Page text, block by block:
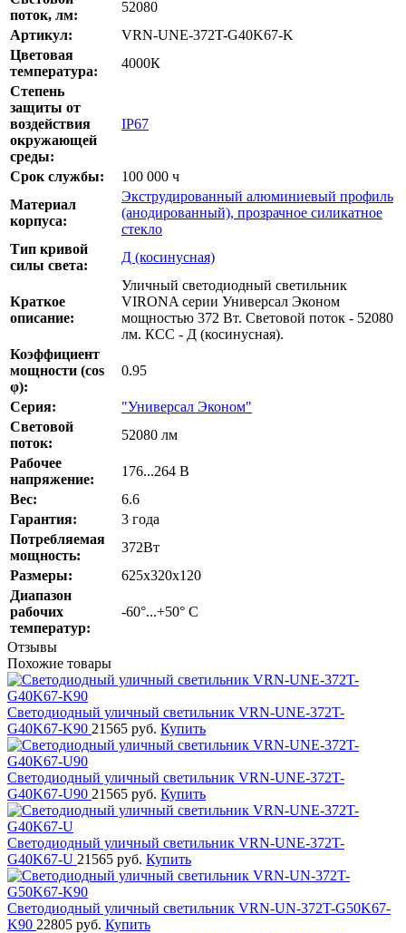
поток, лм:
52080
Артикул:
VRN-UNE-372T-G40K67-K
Цветовая
температура:
4000К
Степень
защиты от
воздействия
окружающей
среды:
IP67
Срок службы:
100 000 ч
Материал
корпуса:
Экструдированный алюминиевый профиль
(анодированный), прозрачное силикатное
стекло
Тип кривой
силы света:
Д (косинусная)
Краткое
описание:
Уличный светодиодный светильник
VIRONA серии Универсал Эконом
мощностью 372 Вт. Световой поток - 52080
лм. КСС - Д (косинусная).
Коэффициент
мощности (cos
φ):
0.95
Серия:
"Универсал Эконом"
Cветовой
поток:
52080 лм
Рабочее
напряжение:
176...264 В
Вес:
6.6
Гарантия:
3 года
Потребляемая
мощность:
372Вт
Размеры:
625х320х120
Диапазон
рабочих
температур:
-60°...+50° С
Отзывы
Похожие товары
Светодиодный уличный светильник VRN-UNE-372T-
G40K67-K90 21565 руб. Купить
Светодиодный уличный светильник VRN-UNE-372T-
G40K67-U90 21565 руб. Купить
Светодиодный уличный светильник VRN-UNE-372T-
G40K67-U 21565 руб. Купить
Светодиодный уличный светильник VRN-UN-372T-G50K67-
K90 22805 руб. Купить